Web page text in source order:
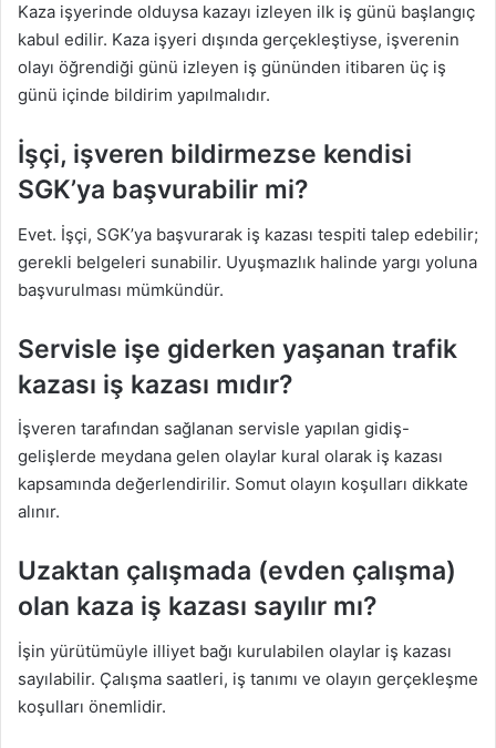
Kaza işyerinde olduysa kazayı izleyen ilk iş günü başlangıç
kabul edilir. Kaza işyeri dışında gerçekleştiyse, işverenin
olayı öğrendiği günü izleyen iş gününden itibaren üç iş
günü içinde bildirim yapılmalıdır.
İşçi, işveren bildirmezse kendisi
SGK’ya başvurabilir mi?
Evet. İşçi, SGK’ya başvurarak iş kazası tespiti talep edebilir;
gerekli belgeleri sunabilir. Uyuşmazlık halinde yargı yoluna
başvurulması mümkündür.
Servisle işe giderken yaşanan trafik
kazası iş kazası mıdır?
İşveren tarafından sağlanan servisle yapılan gidiş-
gelişlerde meydana gelen olaylar kural olarak iş kazası
kapsamında değerlendirilir. Somut olayın koşulları dikkate
alınır.
Uzaktan çalışmada (evden çalışma)
olan kaza iş kazası sayılır mı?
İşin yürütümüyle illiyet bağı kurulabilen olaylar iş kazası
sayılabilir. Çalışma saatleri, iş tanımı ve olayın gerçekleşme
koşulları önemlidir.